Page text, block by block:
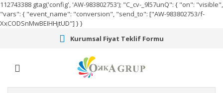
112743388 gtag('config', 'AW-983802753'); "C_cv-_9l57unQ": { "on": "visible",
"vars": { "event_name": "conversion", "send_to": ["AW-983802753/f-
XxCODSnMwBEIHHjtUD"] } }
Kurumsal Fiyat Teklif Formu